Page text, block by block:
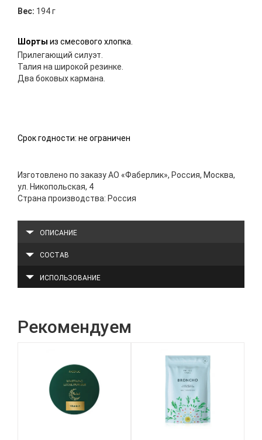
Вес: 194 г
Шорты из смесового хлопка.
Прилегающий силуэт.
Талия на широкой резинке.
Два боковых кармана.
Срок годности: не ограничен
Изготовлено по заказу АО «Фаберлик», Россия, Москва,
ул. Никопольская, 4
Страна производства: Россия
ОПИСАНИЕ
СОСТАВ
ИСПОЛЬЗОВАНИЕ
Рекомендуем